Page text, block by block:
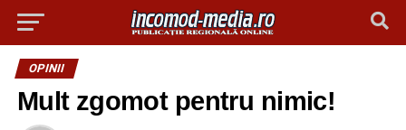
OPINII
Mult zgomot pentru nimic!